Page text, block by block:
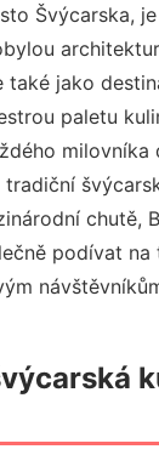
Švýcarska,
také jako
paletu
milovníka
chutě,
podívat